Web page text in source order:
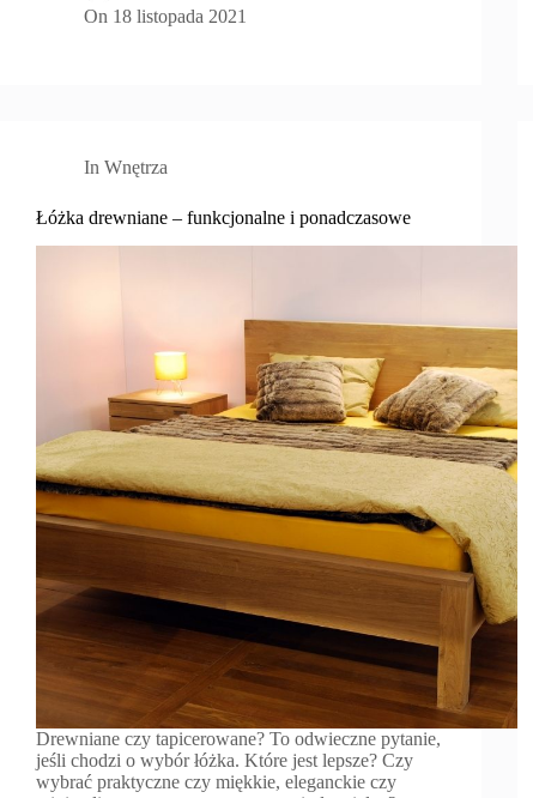
On 18 listopada 2021
In Wnętrza
Łóżka drewniane – funkcjonalne i ponadczasowe
Drewniane czy tapicerowane? To odwieczne pytanie,
jeśli chodzi o wybór łóżka. Które jest lepsze? Czy
wybrać praktyczne czy miękkie, eleganckie czy